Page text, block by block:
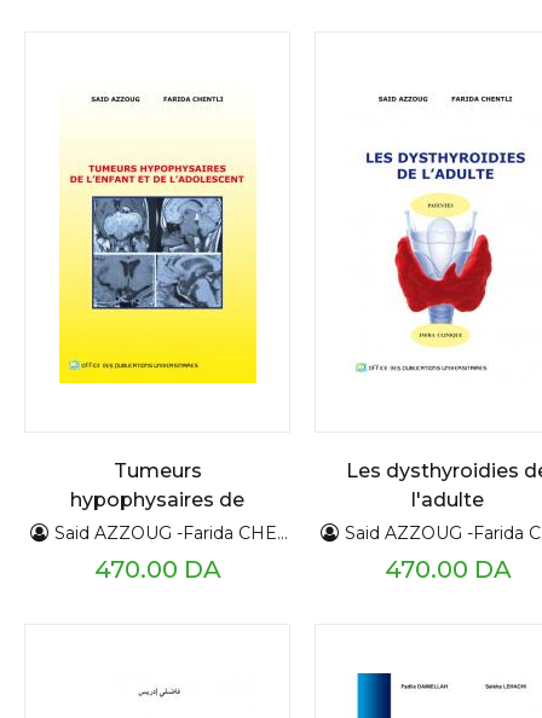
Tumeurs
hypophysaires de
l'enfant et de
l’adolescent
Said AZZOUG -Farida CHENTLI
470.00 DA
Les dysthyroidies
l'adulte
Said AZZOUG -Farida
470.00 DA